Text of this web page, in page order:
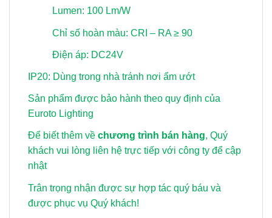
Lumen: 100 Lm/W
Chỉ số hoàn màu: CRI – RA ≥ 90
Điện áp: DC24V
IP20: Dùng trong nhà tránh nơi ẩm ướt
Sản phẩm được bảo hành theo quy định của
Euroto Lighting
Để biết thêm về chương trình bán hàng, Quý
khách vui lòng liên hệ trực tiếp với công ty để cập
nhật
Trân trọng nhận được sự hợp tác quý báu và
được phục vụ Quý khách!